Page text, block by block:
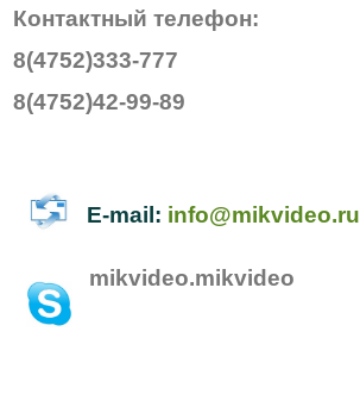
Контактный телефон:
8(4752)333-777
8(4752)42-99-89
E-mail: info@mikvideo.ru
mikvideo.mikvideo